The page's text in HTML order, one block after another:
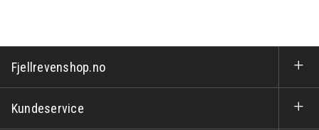
Fjellrevenshop.no
Kundeservice